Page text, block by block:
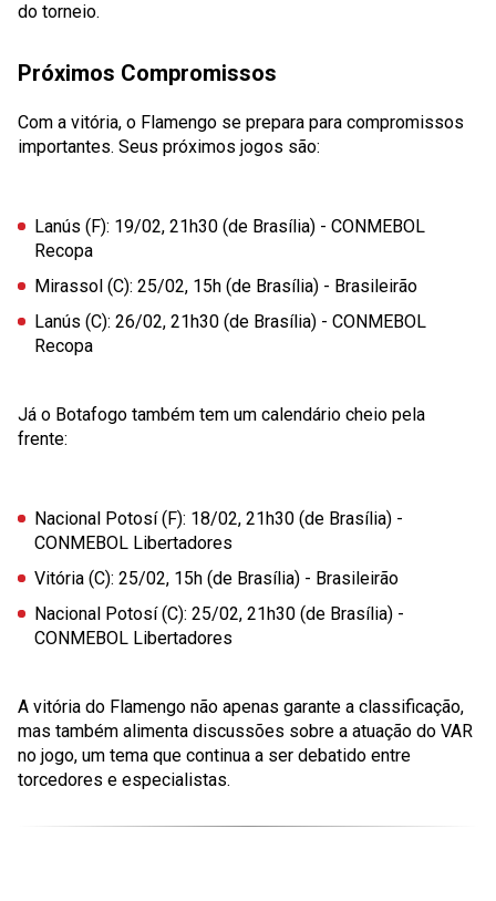
do torneio.
Próximos Compromissos
Com a vitória, o Flamengo se prepara para compromissos
importantes. Seus próximos jogos são:
Lanús (F): 19/02, 21h30 (de Brasília) - CONMEBOL
Recopa
Mirassol (C): 25/02, 15h (de Brasília) - Brasileirão
Lanús (C): 26/02, 21h30 (de Brasília) - CONMEBOL
Recopa
Já o Botafogo também tem um calendário cheio pela
frente:
Nacional Potosí (F): 18/02, 21h30 (de Brasília) -
CONMEBOL Libertadores
Vitória (C): 25/02, 15h (de Brasília) - Brasileirão
Nacional Potosí (C): 25/02, 21h30 (de Brasília) -
CONMEBOL Libertadores
A vitória do Flamengo não apenas garante a classificação,
mas também alimenta discussões sobre a atuação do VAR
no jogo, um tema que continua a ser debatido entre
torcedores e especialistas.